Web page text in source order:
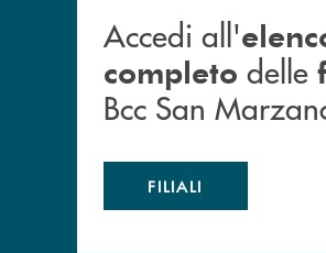
Accedi all'
completo delle
Bcc San
FILIALI